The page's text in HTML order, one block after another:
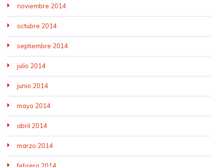
noviembre 2014
octubre 2014
septiembre 2014
julio 2014
junio 2014
mayo 2014
abril 2014
marzo 2014
febrero 2014